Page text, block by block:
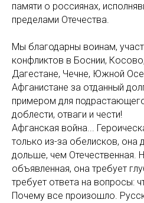
памяти о россиянах,
пределами Отечества.
Мы благодарны воинам,
конфликтов в Боснии,
Дагестане, Чечне, Южной
Афганистане за отданный
примером для
доблести, отваги и чести!
Афганская война...
только из-за обелисков, она
дольше, чем Отечественная.
объявленная, она требует
требует ответа на вопросы:
Почему все произошло.